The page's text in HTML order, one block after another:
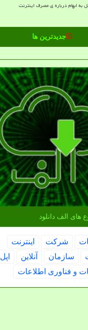
به ابهام درباره ی مصرف اینترنت
جدیدترین ها
های الف دانلود
شركت
اینترنت
سازمان آنلاین
اپل
و فناوری اطلاعات